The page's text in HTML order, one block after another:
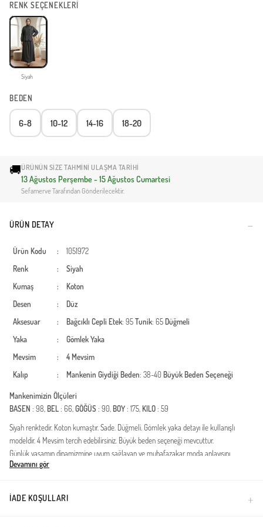
RENK SEÇENEKLERİ
Siyah
BEDEN
6-8 10-12 14-16 18-20
🚚ÜRÜNÜN SIZE TAHMINI ULAŞMA TARIHI
13 Ağustos Perşembe - 15 Ağustos Cumartesi
Sefamerve Tarafından Gönderilecektir.
ÜRÜN DETAY
Ürün Kodu :
1051972
Renk
:
Siyah
Kumaş
:
Koton
Desen
:
Düz
Aksesuar
: Bağcıklı Cepli Etek: 95Tunik: 65 Düğmeli
Yaka
:
Gömlek Yaka
Mevsim
:
4 Mevsim
Kalıp
: Mankenin Giydiği Beden: 38-40 Büyük Beden Seçeneği
Mankenimizin Ölçüleri
BASEN : 98, BEL: 66,GÖĞÜS: 90, BOY: 175, KILO: 59
Siyah renktedir. Koton kumaştır. Sade. Düğmeli. Gömlek yaka detayı ile kullanışlı
modeldir. 4 Mevsim tercih edebilirsiniz. Büyük beden seçeneği mevcuttur.
Günlük yaşamın dinamizmine uyum sağlayan ve muhafazakar moda anlayışını
modern detaylarla birleştiren bu ikili takım, her mevsim gardırobunuzun vazgeçilmezi
birleşerek kullanıcıya benzersiz bir deneyim sunar.Kumaş Kalitesi: %100 pamuklu
dokusu sayesinde cildin nefes almasını sağlar. Doğal lifli yapısı, gün boyu ferahlık hissi
Devamını gör
İADE KOŞULLARI